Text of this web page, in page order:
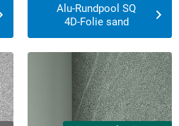
Alu-Rundpool SQ
4D-Folie sand
Derzeit ausverkauft!